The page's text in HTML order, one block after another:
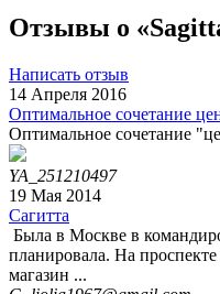
Отзывы о
Написать отзыв
14 Апреля 2016
Оптимальное сочетание
Оптимальное сочетание
YA_251210497
19 Мая 2014
Сагитта
Была в Москве в
планировала. На
магазин ...